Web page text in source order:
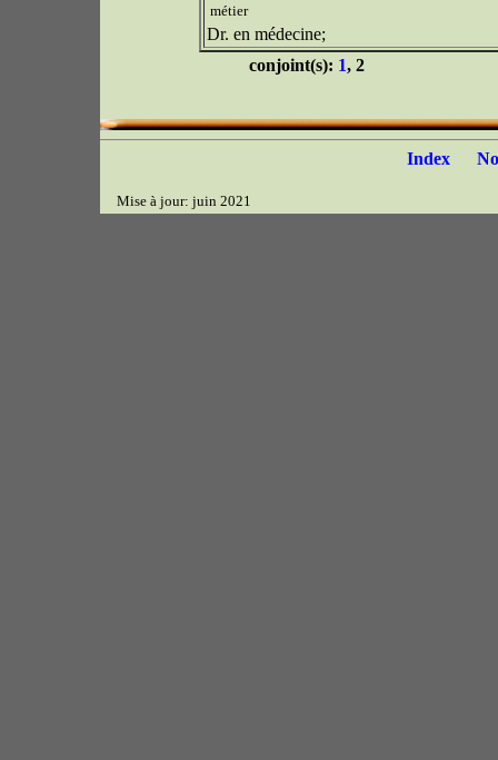
métier
Dr. en médecine;
conjoint(s): 1, 2
Index
Mise à jour: juin 2021